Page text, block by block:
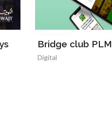
Bridge club PLM
Digital